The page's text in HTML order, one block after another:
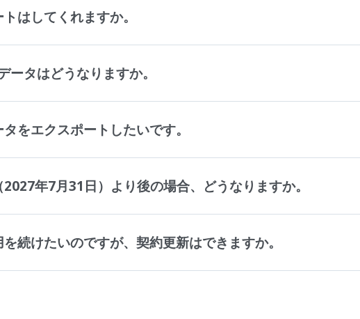
はしてくれますか。
タはどうなりますか。
をエクスポートしたいです。
年7月31日）より後の場合、どうなりますか。
続けたいのですが、契約更新はできますか。